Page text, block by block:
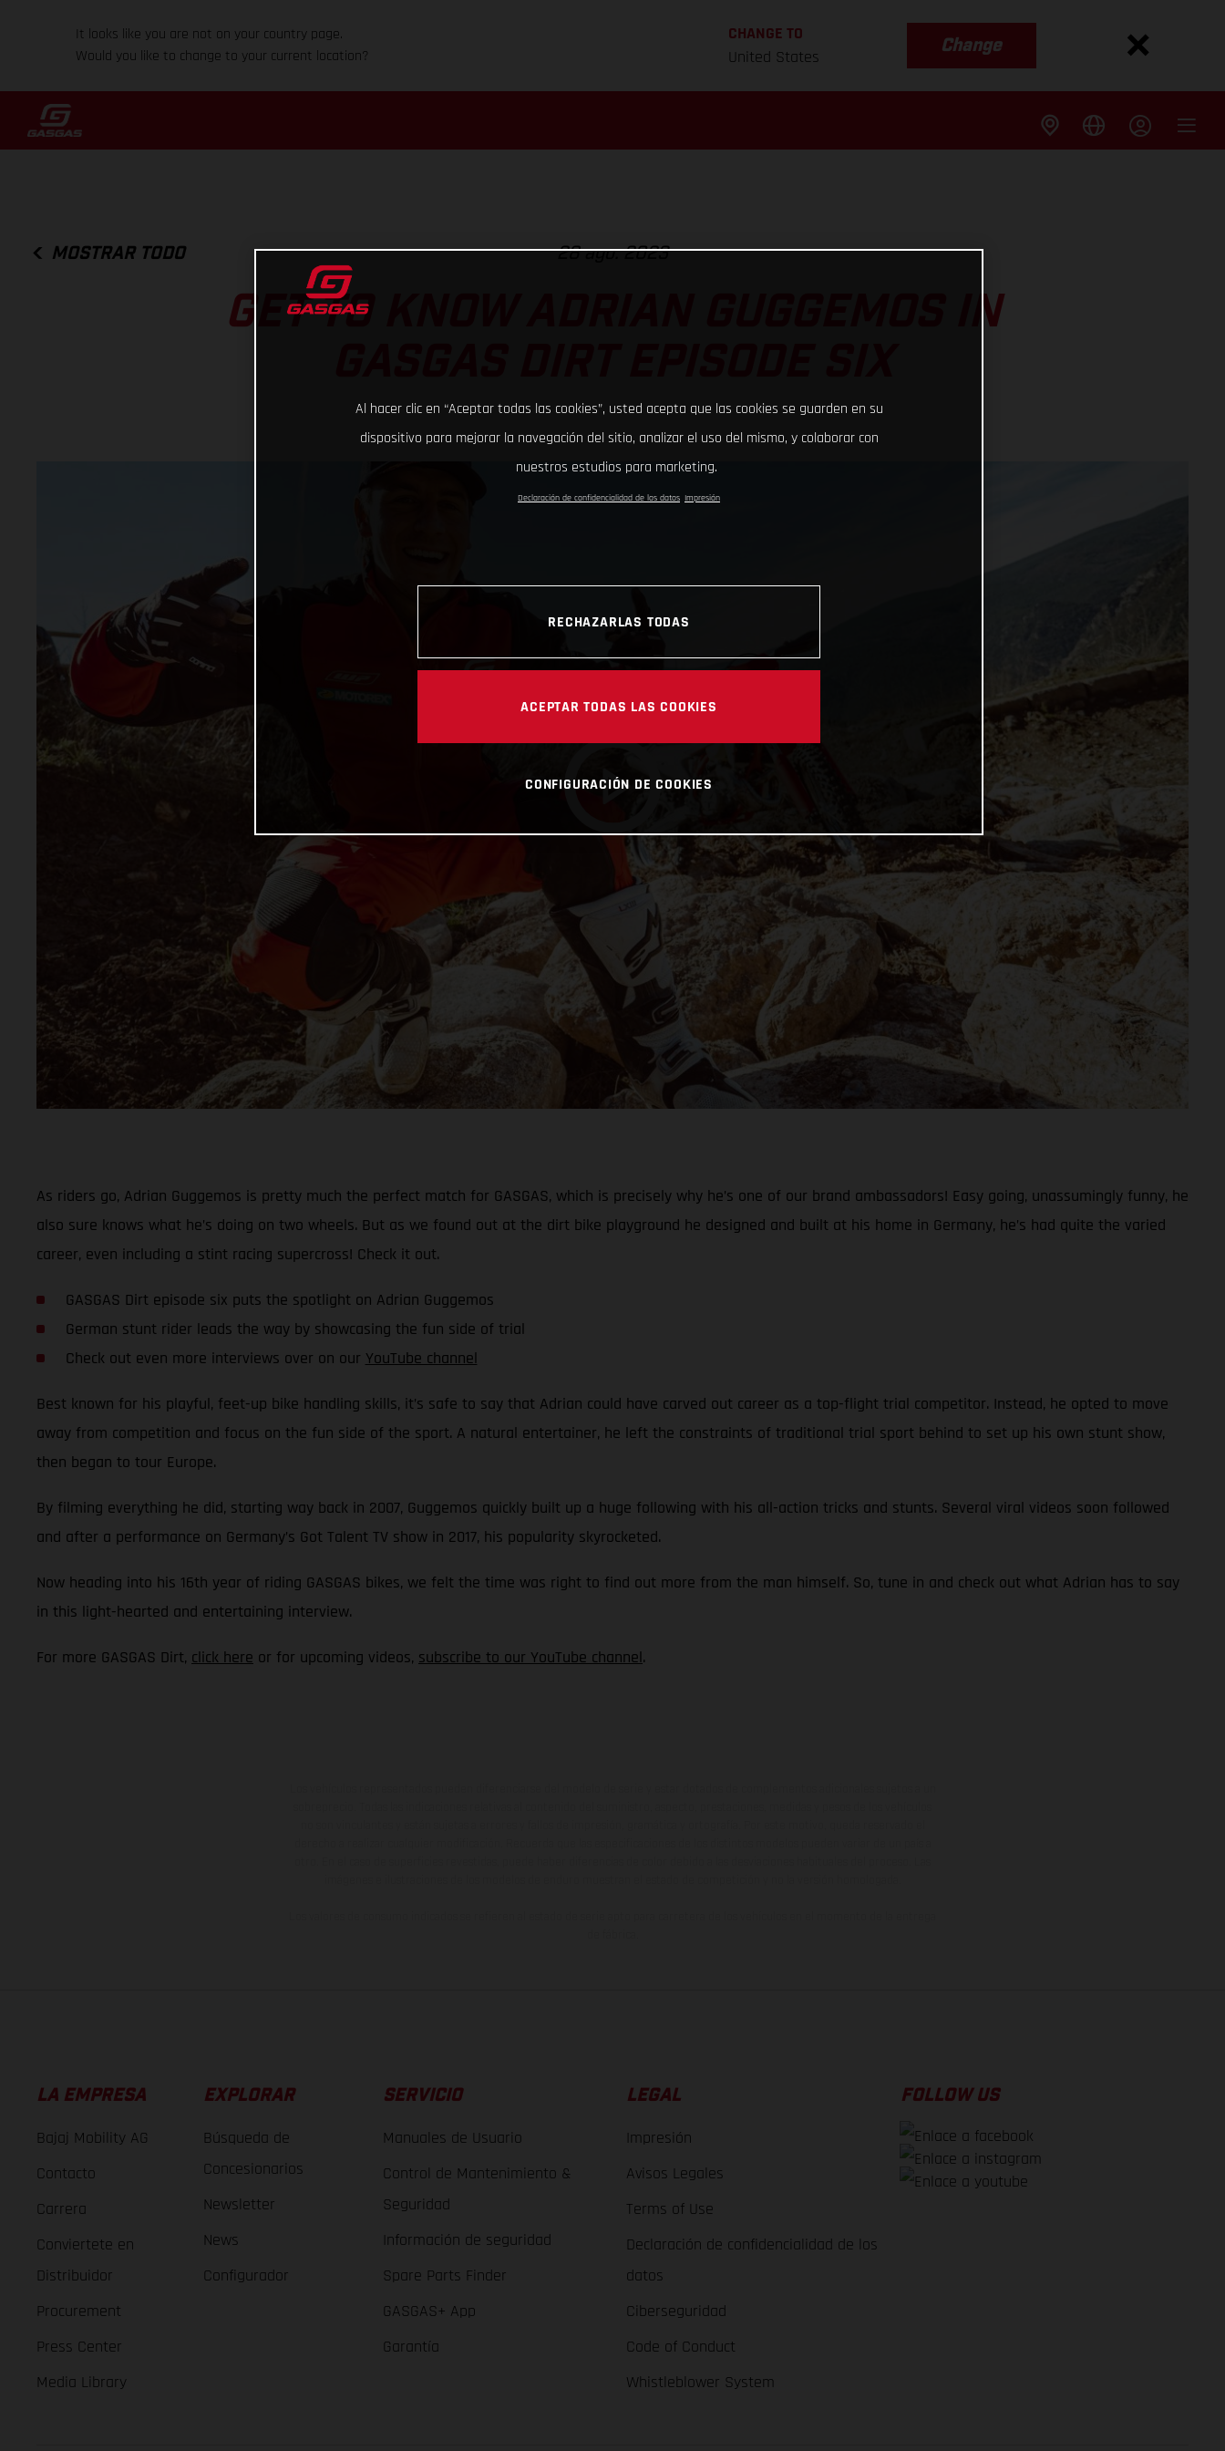
It looks like you are not on your country page.
Would you like to change to your current location?
CHANGE TO
United States
Change
MOSTRAR TODO 28 ago. 2023
GET TO KNOW ADRIAN GUGGEMOS IN
As riders go, Adrian Guggemos is pretty much the perfect match for GASGAS, which is precisely why he’s one of our brand ambassadors! Easy going, unassumingly funny, he
also sure knows what he’s doing on two wheels. But as we found out at the dirt bike playground he designed and built at his home in Germany, he’s had quite the varied
career, even including a stint racing supercross! Check it out.
GASGAS Dirt episode six puts the spotlight on Adrian Guggemos
German stunt rider leads the way by showcasing the fun side of trial
Check out even more interviews over on our YouTube channel
Best known for his playful, feet-up bike handling skills, it’s safe to say that Adrian could have carved out career as a top-flight trial competitor. Instead, he opted to move
away from competition and focus on the fun side of the sport. A natural entertainer, he left the constraints of traditional trial sport behind to set up his own stunt show,
then began to tour Europe.
By filming everything he did, starting way back in 2007, Guggemos quickly built up a huge following with his all-action tricks and stunts. Several viral videos soon followed
and after a performance on Germany’s Got Talent TV show in 2017, his popularity skyrocketed.
Now heading into his 16th year of riding GASGAS bikes, we felt the time was right to find out more from the man himself. So, tune in and check out what Adrian has to say
in this light-hearted and entertaining interview.
For more GASGAS Dirt, click here or for upcoming videos, subscribe to our YouTube channel.
LA EMPRESA
Bajaj Mobility AG
Contacto
Carrera
Conviertete en
Distribuidor
Procurement
Press Center
Media Library
EXPLORAR
Búsqueda de
Concesionarios
Newsletter
News
Configurador
SERVICIO
Manuales de Usuario
Control de Mantenimiento &
Seguridad
Información de seguridad
Spare Parts Finder
GASGAS+ App
Garantía
LEGAL
Impresión
Avisos Legales
Terms of Use
Declaración de confidencialidad de los
datos
Ciberseguridad
Code of Conduct
Whistleblower System
FOLLOW US
Al hacer clic en “Aceptar todas las cookies”, usted acepta que las cookies se guarden en su
dispositivo para mejorar la navegación del sitio, analizar el uso del mismo, y colaborar con
nuestros estudios para marketing.
Declaración de confidencialidad de los datos Impresión
RECHAZARLAS TODAS
ACEPTAR TODAS LAS COOKIES
CONFIGURACIÓN DE COOKIES